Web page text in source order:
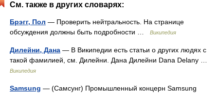
См. также в других словарях:
Брэгг, Пол — Проверить нейтральность. На странице
обсуждения должны быть подробности …
Википедия
Дилейни, Дана — В Википедии есть статьи о других людях с
такой фамилией, см. Дилейни. Дана Дилейни Dana Delany …
Википедия
Samsung — (Самсунг) Промышленный концерн Samsung